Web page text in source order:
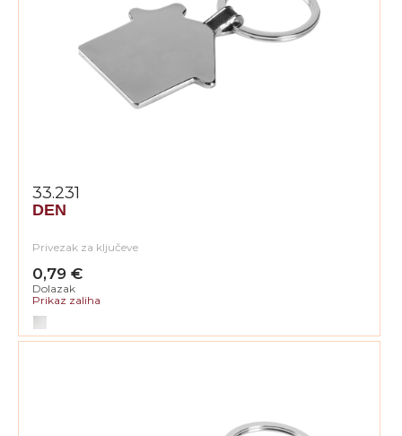
33.231
DEN
Privezak za ključeve
0,79 €
Dolazak
Prikaz zaliha